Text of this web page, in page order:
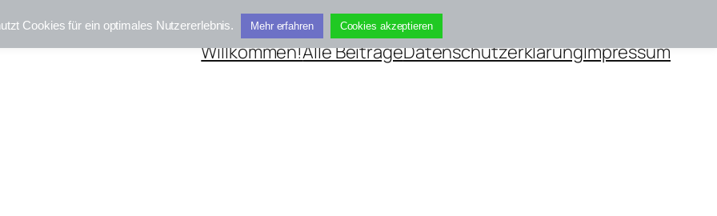
Willkommen!Alle BeiträgeDatenschutzerklärungImpressum
Cookies für ein optimales Nutzererlebnis. Mehr erfahren Cookies akzeptieren